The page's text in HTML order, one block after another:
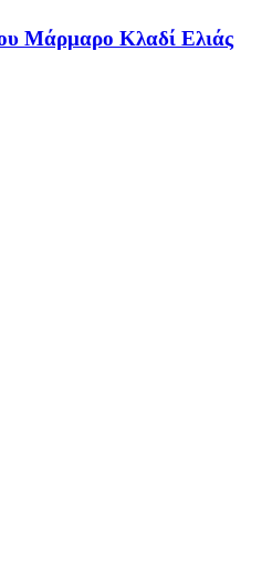
Μάρμαρο Κλαδί Ελιάς